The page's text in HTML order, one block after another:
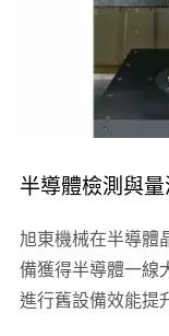
半導體檢測與
旭東機械在半導體
備獲得半導體一線
進行舊設備效能提